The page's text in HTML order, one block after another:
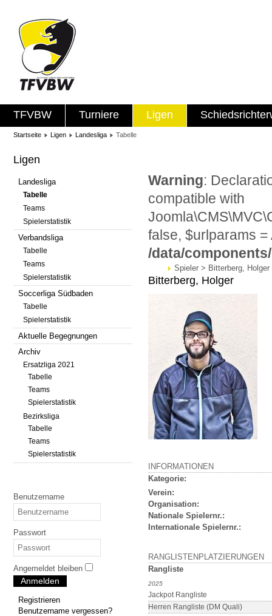
TFVBW Turniere Ligen
Startseite Ligen Landesliga Tabelle
Ligen
Landesliga
Tabelle
Teams
Spielerstatistik
Verbandsliga
Tabelle
Teams
Spielerstatistik
Soccerliga Südbaden
Tabelle
Spielerstatistik
Aktuelle Begegnungen
Archiv
Ersatzliga 2021
Tabelle
Teams
Spielerstatistik
Bezirksliga
Tabelle
Teams
Spielerstatistik
Benutzername
Passwort
Angemeldet bleiben
Anmelden
Registrieren
Benutzername vergessen?
Warning:
compatible with
false, $urlparams =
/data/
Spieler > Bitterberg, Holger
Bitterberg, Holger
INFORMATIONEN
Kategorie:
Verein:
Organisation:
Nationale Spielernr.:
Internationale Spielernr.:
RANGLISTENPLATZIERUNGEN
Rangliste
2025
Jackpot Rangliste
Herren Rangliste (DM Quali)